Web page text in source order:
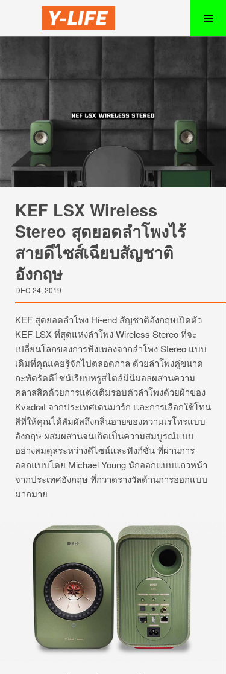
KEF LSX Wireless
Stereo สุดยอดลำโพงไร้
สายดีไซส์เฉียบสัญชาติ
อังกฤษ
DEC 24, 2019
KEF สุดยอดลำโพง Hi-end สัญชาติอังกฤษเปิดตัว
KEF LSX ที่สุดแห่งลำโพง Wireless Stereo ที่จะ
เปลี่ยนโลกของการฟังเพลงจากลำโพง Stereo แบบ
เดิมที่คุณเคยรู้จักไปตลอดกาล ด้วยลำโพงคู่ขนาด
กะทัดรัดดีไซน์เรียบหรูสไตล์มินิมอลผสานความ
คลาสสิคด้วยการแต่งเติมรอบตัวลำโพงด้วยผ้าของ
Kvadrat จากประเทศเดนมาร์ก และการเลือกใช้โทน
สีที่ให้คุณได้สัมผัสถึงกลิ่นอายของความเรโทรแบบ
อังกฤษ ผสมผสานจนเกิดเป็นความสมบูรณ์แบบ
อย่างสมดุลระหว่างดีไซน์และฟังก์ชั่น ที่ผ่านการ
ออกแบบโดย Michael Young นักออกแบบแถวหน้า
จากประเทศอังกฤษ ที่กวาดรางวัลด้านการออกแบบ
มากมาย